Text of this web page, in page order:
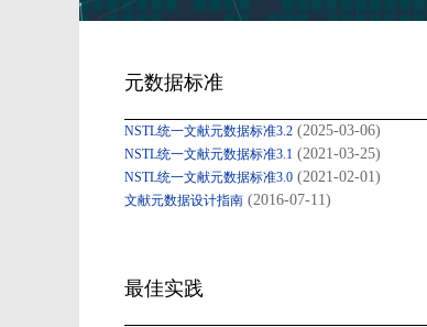
元数据标准
NSTL统一文献元数据标准3.2 (2025-03-06)
NSTL统一文献元数据标准3.1 (2021-03-25)
NSTL统一文献元数据标准3.0 (2021-02-01)
文献元数据设计指南 (2016-07-11)
最佳实践